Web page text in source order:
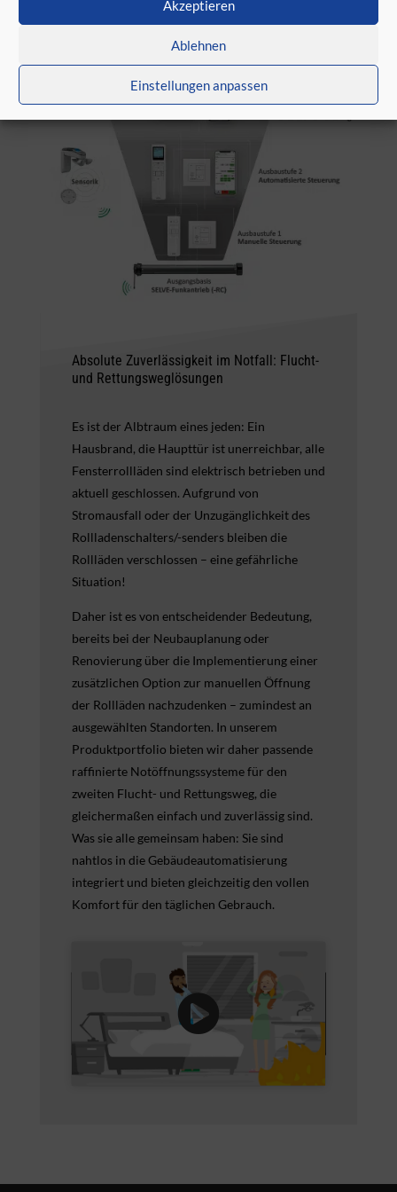
Akzeptieren
Ablehnen
Einstellungen anpassen
Absolute Zuverlässigkeit im Notfall: Flucht-
und Rettungsweglösungen
Es ist der Albtraum eines jeden: Ein
Hausbrand, die Haupttür ist unerreichbar, alle
Fensterrollläden sind elektrisch betrieben und
aktuell geschlossen. Aufgrund von
Stromausfall oder der Unzugänglichkeit des
Rollladenschalters/-senders bleiben die
Rollläden verschlossen – eine gefährliche
Situation!
Daher ist es von entscheidender Bedeutung,
bereits bei der Neubauplanung oder
Renovierung über die Implementierung einer
zusätzlichen Option zur manuellen Öffnung
der Rollläden nachzudenken – zumindest an
ausgewählten Standorten. In unserem
Produktportfolio bieten wir daher passende
raffinierte Notöffnungssysteme für den
zweiten Flucht- und Rettungsweg, die
gleichermaßen einfach und zuverlässig sind.
Was sie alle gemeinsam haben: Sie sind
nahtlos in die Gebäudeautomatisierung
integriert und bieten gleichzeitig den vollen
Komfort für den täglichen Gebrauch.
Klicke hier, um Marketing-Cookies zu
akzeptieren und diesen Inhalt zu
aktivieren